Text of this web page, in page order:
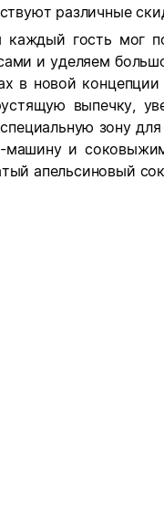
различные
гость мог
и уделяем
в новой
выпечку,
зону
машину и
апельсиновый